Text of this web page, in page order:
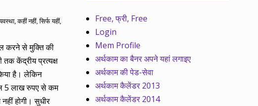
,कहीं नहीं, सिर्फ यहीं,
करने से मुक्ति की
तक केंद्रीय प्रत्यक्ष
है। लेकिन
5 लाख रुपए से कम
होगी। सुधीर
Free, फ्री, Free
Login
Mem Profile
अर्थकाम का बैनर अपने यहां लगाइए
अर्थकाम की पेड-सेवा
अर्थकाम कैलेंडर 2013
अर्थकाम कैलेंडर 2014